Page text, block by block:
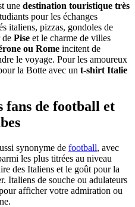
une destination touristique très
pour les échanges
italiens, pizzas, gondoles de
de Pise et le charme de villes
ou Rome incitent de
le voyage. Pour les amoureux
la Botte avec un t-shirt Italie
de football et
synonyme de football, avec
les plus titrées au niveau
des Italiens et le goût pour la
Italiens de souche ou adulateurs
afficher votre admiration ou